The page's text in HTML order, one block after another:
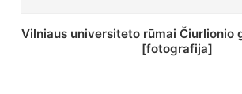
St. Batoro universiteto J.
[fotografija]